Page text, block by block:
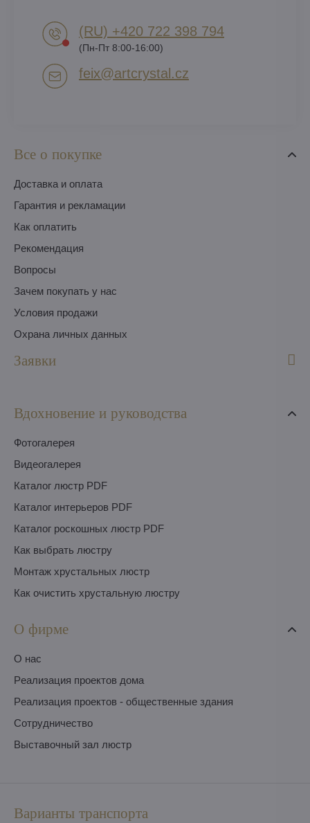
Все о покупке
Доставка и оплата
Гарантия и рекламации
Как оплатить
Pекомендация
Вопросы
Зачем покупать у нас
Условия продажи
Охрана личных данных
Заявки
Вдохновение и руководства
Фотогалерея
Видеогалерея
Каталог люстр PDF
Каталог интерьеров PDF
Каталог роскошных люстр PDF
Как выбрать люстру
Монтаж хрустальных люстр
Как очистить хрустальную люстру
О фирме
O нас
Pеализация проектов дома
Pеализация проектов - общественные здания
Сотрудничество
Выставочный зал люстр
(RU) +420 722 398 794​
(Пн-Пт 8:00-16:00)
feix​@artcrystal​.cz
Варианты транспорта